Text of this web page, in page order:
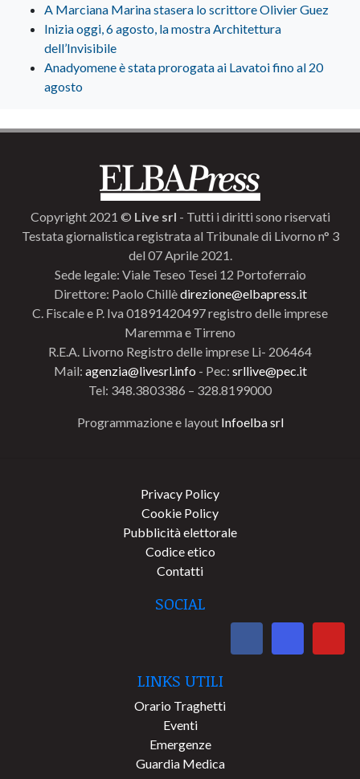
A Marciana Marina stasera lo scrittore Olivier Guez
Inizia oggi, 6 agosto, la mostra Architettura
dell’Invisibile
Anadyomene è stata prorogata ai Lavatoi fino al 20
agosto
Copyright 2021 © Live srl - Tutti i diritti sono riservati
Testata giornalistica registrata al Tribunale di Livorno n° 3
del 07 Aprile 2021.
Sede legale: Viale Teseo Tesei 12 Portoferraio
Direttore: Paolo Chillèdirezione@elbapress.it
C. Fiscale e P. Iva 01891420497 registro delle imprese
Maremma e Tirreno
R.E.A. Livorno Registro delle imprese Li- 206464
Mail: agenzia@livesrl.info - Pec: srllive@pec.it
Tel: 348.3803386 – 328.8199000
Programmazione e layout Infoelba srl
Privacy Policy
Cookie Policy
Pubblicità elettorale
Codice etico
Contatti
SOCIAL
LINKS UTILI
Orario Traghetti
Eventi
Emergenze
Guardia Medica